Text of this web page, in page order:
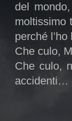
del
moltissimo
perché
Che culo,
Che culo,
accidenti…